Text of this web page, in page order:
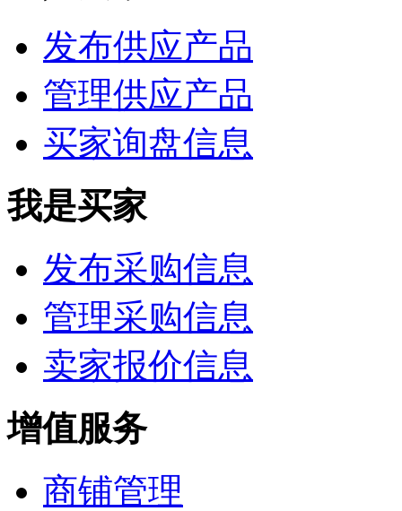
发布供应产品
管理供应产品
买家询盘信息
我是买家
发布采购信息
管理采购信息
卖家报价信息
增值服务
商铺管理